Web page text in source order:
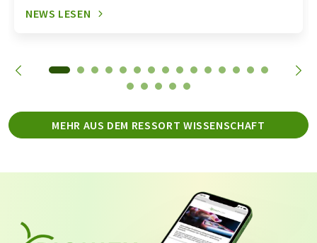
NEWS LESEN
MEHR AUS DEM RESSORT WISSENSCHAFT